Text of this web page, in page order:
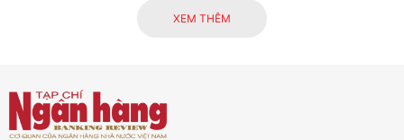
XEM THÊM